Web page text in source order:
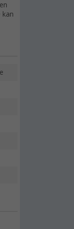
kan